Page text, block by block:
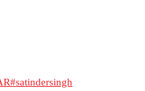
#satindersingh